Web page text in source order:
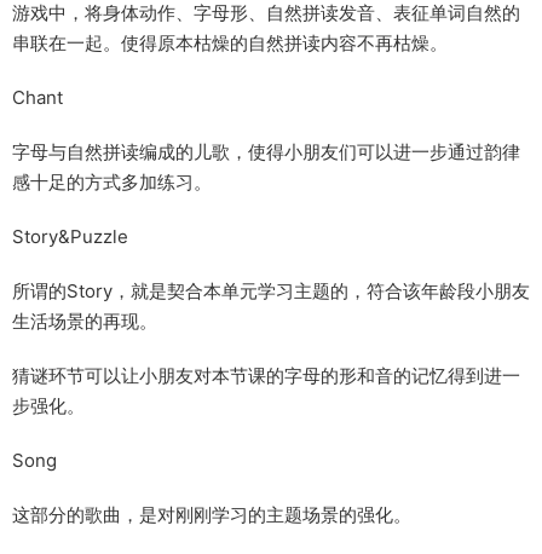
游戏中，将身体动作、字母形、自然拼读发音、表征单词自然的
串联在一起。使得原本枯燥的自然拼读内容不再枯燥。
Chant
字母与自然拼读编成的儿歌，使得小朋友们可以进一步通过韵律
感十足的方式多加练习。
Story&Puzzle
所谓的Story，就是契合本单元学习主题的，符合该年龄段小朋友
生活场景的再现。
猜谜环节可以让小朋友对本节课的字母的形和音的记忆得到进一
步强化。
Song
这部分的歌曲，是对刚刚学习的主题场景的强化。